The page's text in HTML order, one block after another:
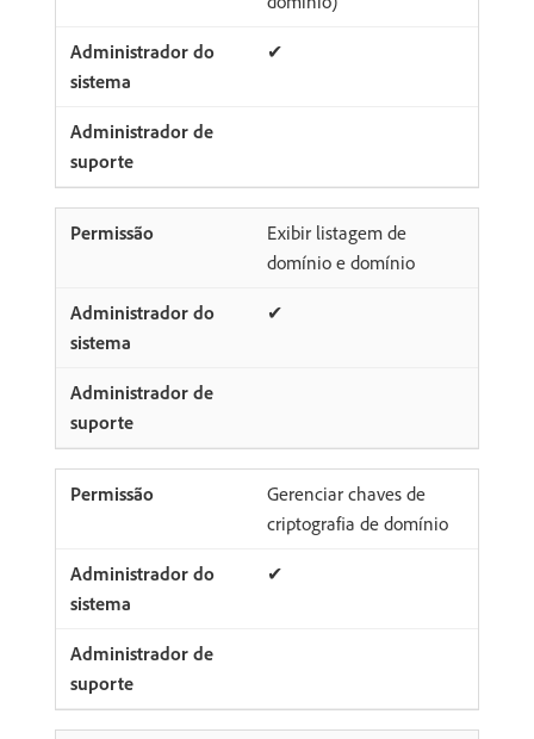
✔
Exibir listagem de
domínio e domínio
✔
Gerenciar chaves de
criptografia de domínio
✔